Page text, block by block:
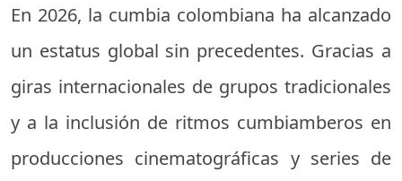
En 2026, la cumbia colombiana ha alcanzado
un estatus global sin precedentes. Gracias a
giras internacionales de grupos tradicionales
y a la inclusión de ritmos cumbiamberos en
producciones cinematográficas y series de